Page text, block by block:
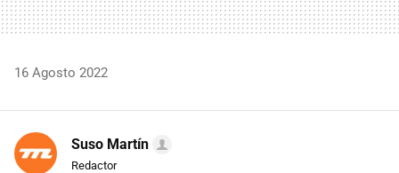
16 Agosto 2022
Suso Martín
Redactor